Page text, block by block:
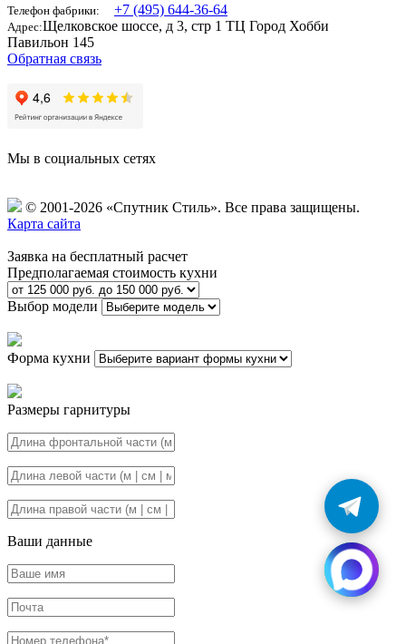
Телефон фабрики: +7 (495) 644-36-64
Адрес:Щелковское шоссе, д 3, стр 1 ТЦ Город Хобби
Павильон 145
Обратная связь
Мы в социальных сетях
© 2001-2026 «Спутник Стиль». Все права защищены.
Карта сайта
Заявка на бесплатный расчет
Предполагаемая стоимость кухни
Выбор модели
Форма кухни
Размеры гарнитуры
Ваши данные